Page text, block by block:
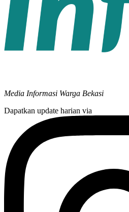
Media Informasi Warga Bekasi
Dapatkan update harian via